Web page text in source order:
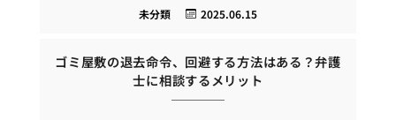
2025.06.15
未分類
ゴミ屋敷の退去命令、回避する方法はある？弁護
士に相談するメリット